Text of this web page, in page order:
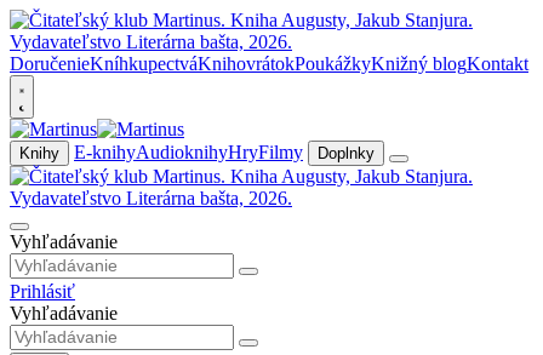
DoručenieKníhkupectváKnihovrátokPoukážkyKnižný blogKontakt
Knihy E-knihyAudioknihyHryFilmy Doplnky
Vyhľadávanie
Prihlásiť
Vyhľadávanie